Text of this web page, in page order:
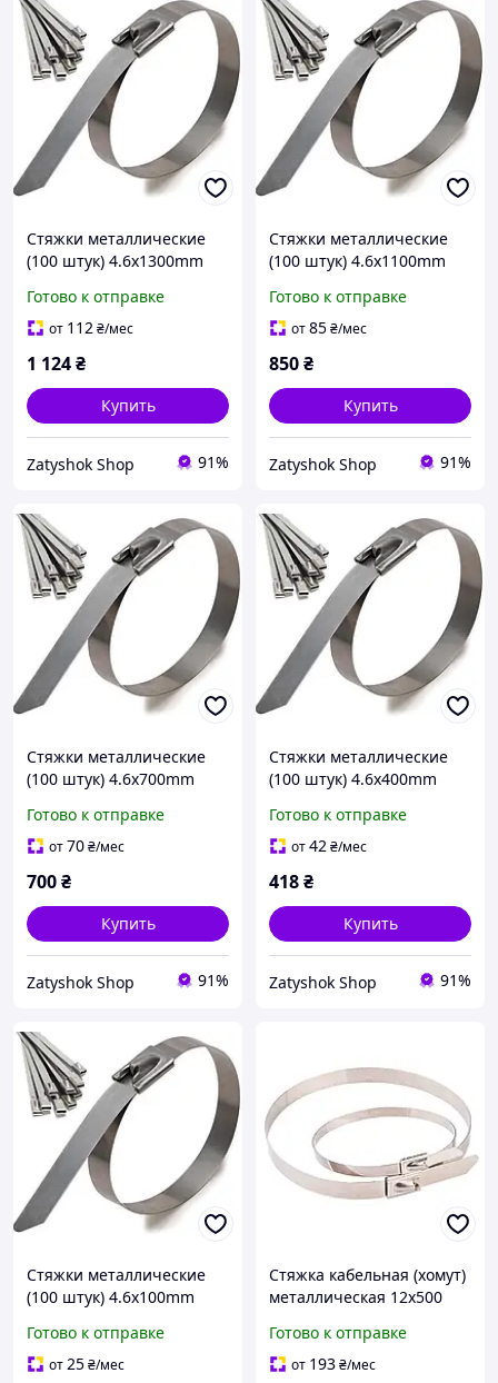
Стяжки металлические
(100 штук) 4.6х1300mm
Готово к отправке
от 112₴/мес
1 124₴
Купить
Zatyshok Shop 91%
Стяжки металлические
(100 штук) 4.6х1100mm
Готово к отправке
от85₴/мес
850₴
Купить
Zatyshok Shop 91%
Стяжки металлические
(100 штук) 4.6х700mm
Готово к отправке
от70₴/мес
700₴
Купить
Zatyshok Shop 91%
Стяжки металлические
(100 штук) 4.6х400mm
Готово к отправке
от42₴/мес
418₴
Купить
Zatyshok Shop 91%
Стяжки металлические
(100 штук) 4.6х100mm
Готово к отправке
от25₴/мес
Стяжка кабельная (хомут)
металлическая 12х500
Готово к отправке
от 193₴/мес